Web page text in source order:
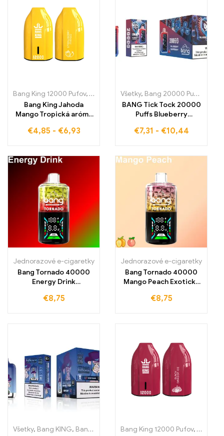
neporovnateľný
pôžitok
Bang King 12000 Pufov, Jednorazové e-cigarety Slovensko
Bang King Jahoda
Mango Tropická aróma
cigarete
€4,85 - €6,93
Všetky, Bang 20000 Pufov
BANG Tick Tock 20000
Puffs Blueberry
dokonalú rovnováhu
kyslými malinami pre
jedinečný zážitok z
chuti
€7,31 - €10,44
Jednorazové e-cigaretky
Bang Tornado 40000
Energy Drink
príchuťou pre 40000
€8,75
Jednorazové e-cigaretky
Bang Tornado 40000
Mango Peach Exotická
šťavnatým mangom a
€8,75
Všetky, Bang KING, Bang King Smart obrazovka 15000 potiahnutí Bang King 12000 Pufov,